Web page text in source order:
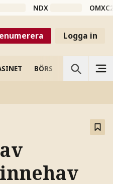
NDX
Logga in
BÖRS VETENSKAP